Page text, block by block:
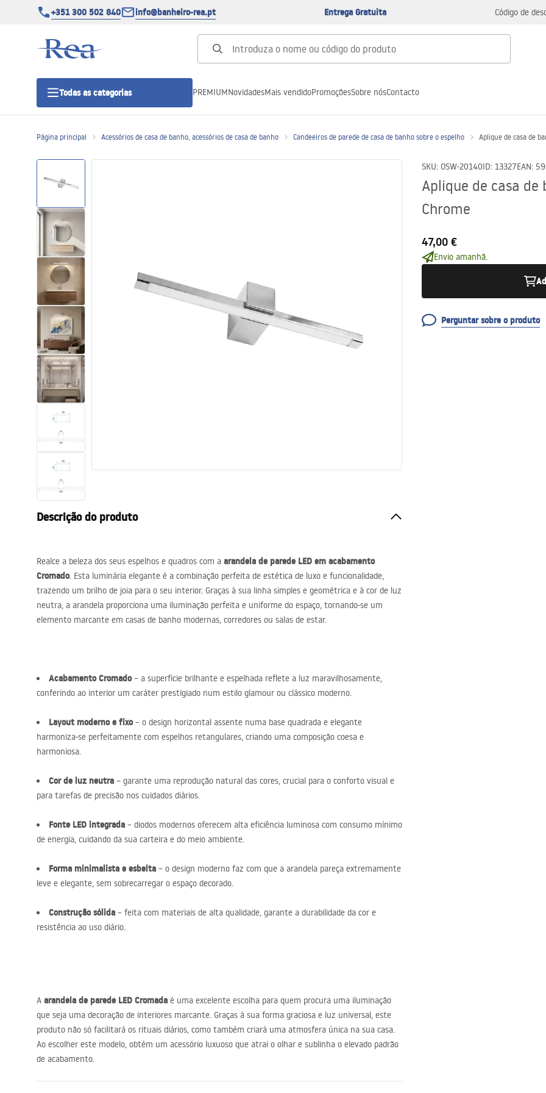
+351 300 502 840 info@banheiro-rea.pt Entrega Gratuita Código de
Todas as categorias
outras
Bases de duche de casa de banho
Sumidouros de duche
Sanitas, lavatórios
Lava-louças e lavatórios de casa
de banho
Cabinas de duche de casa de
banho
Chuveiros de casa de banho
acessórios de casa de banho
PREMIUMNovidadesMais vendidoPromoçõesSobre nósContacto
Página principal Acessórios de casa de banho, acessórios de casa de banho Candeeiros de parede de casa de banho sobre o espelho Aplique de casa de
SKU: OSW-20140ID: 13327EAN:
Aplique de casa de
Chrome
47,00 €
Envio amanhã.
Perguntar sobre o produto
Descrição do produto
Realce a beleza dos seus espelhos e quadros com a arandela de parede LED em acabamento
Cromado. Esta luminária elegante é a combinação perfeita de estética de luxo e funcionalidade,
trazendo um brilho de joia para o seu interior. Graças à sua linha simples e geométrica e à cor de luz
neutra, a arandela proporciona uma iluminação perfeita e uniforme do espaço, tornando-se um
elemento marcante em casas de banho modernas, corredores ou salas de estar.
Acabamento Cromado– a superfície brilhante e espelhada reflete a luz maravilhosamente,
conferindo ao interior um caráter prestigiado num estilo glamour ou clássico moderno.
Layout moderno e fixo– o design horizontal assente numa base quadrada e elegante
harmoniza-se perfeitamente com espelhos retangulares, criando uma composição coesa e
harmoniosa.
Cor de luz neutra – garante uma reprodução natural das cores, crucial para o conforto visual e
para tarefas de precisão nos cuidados diários.
Fonte LED integrada – diodos modernos oferecem alta eficiência luminosa com consumo mínimo
de energia, cuidando da sua carteira e do meio ambiente.
Forma minimalista e esbelta – o design moderno faz com que a arandela pareça extremamente
leve e elegante, sem sobrecarregar o espaço decorado.
Construção sólida – feita com materiais de alta qualidade, garante a durabilidade da cor e
resistência ao uso diário.
A arandela de parede LED Cromada é uma excelente escolha para quem procura uma iluminação
que seja uma decoração de interiores marcante. Graças à sua forma graciosa e luz universal, este
produto não só facilitará os rituais diários, como também criará uma atmosfera única na sua casa.
Ao escolher este modelo, obtém um acessório luxuoso que atrai o olhar e sublinha o elevado padrão
de acabamento.